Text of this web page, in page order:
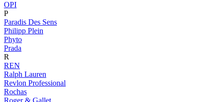
OPI
P
Paradis Des Sens
Philipp Plein
Phyto
Prada
R
REN
Ralph Lauren
Revlon Professional
Rochas
Roger & Gallet